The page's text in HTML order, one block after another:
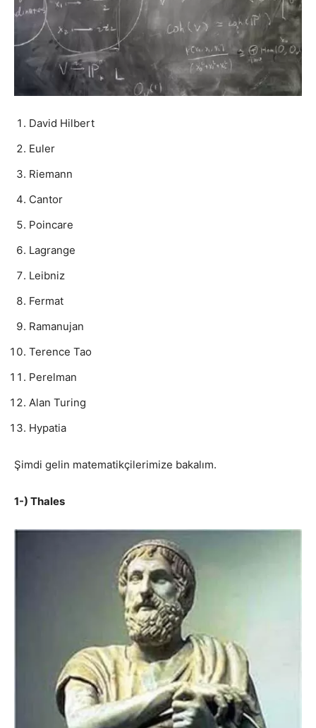
David Hilbert
Euler
Riemann
Cantor
Poincare
Lagrange
Leibniz
Fermat
Ramanujan
Terence Tao
Perelman
Alan Turing
Hypatia
Şimdi gelin matematikçilerimize bakalım.
1-) Thales